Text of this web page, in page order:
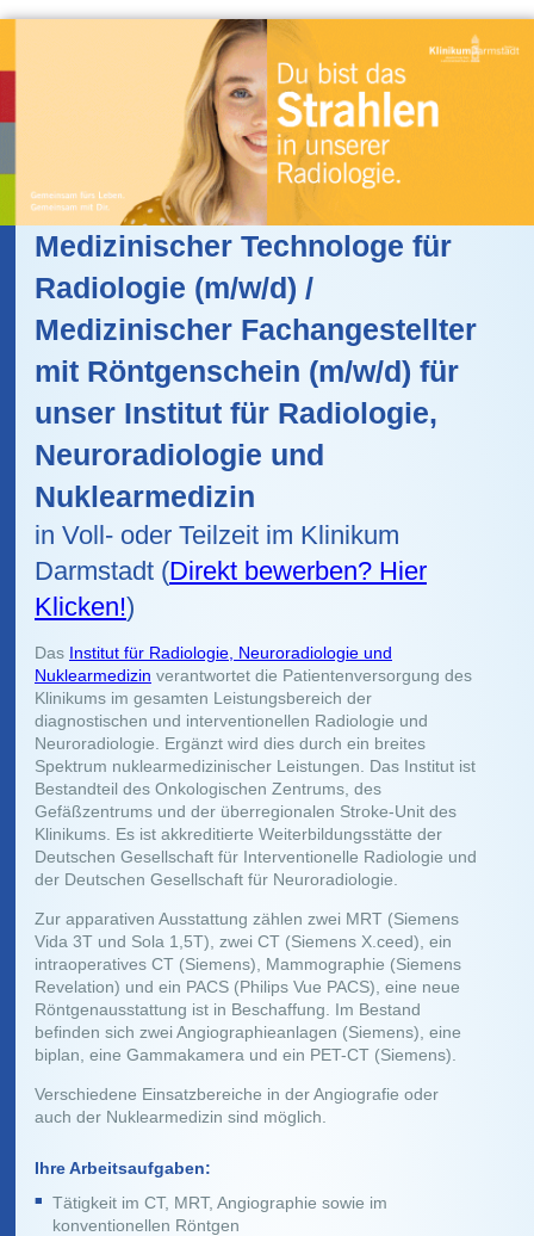
Medizinischer Technologe für
Radiologie (m/w/d) /
Medizinischer Fachangestellter
mit Röntgenschein (m/w/d) für
unser Institut für Radiologie,
Neuroradiologie und
Nuklearmedizin
in Voll- oder Teilzeit im Klinikum
Darmstadt (Direkt bewerben? Hier
Klicken!)
Das Institut für Radiologie, Neuroradiologie und
Nuklearmedizin verantwortet die Patientenversorgung des
Klinikums im gesamten Leistungsbereich der
diagnostischen und interventionellen Radiologie und
Neuroradiologie. Ergänzt wird dies durch ein breites
Spektrum nuklearmedizinischer Leistungen. Das Institut ist
Bestandteil des Onkologischen Zentrums, des
Gefäßzentrums und der überregionalen Stroke-Unit des
Klinikums. Es ist akkreditierte Weiterbildungsstätte der
Deutschen Gesellschaft für Interventionelle Radiologie und
der Deutschen Gesellschaft für Neuroradiologie.
Zur apparativen Ausstattung zählen zwei MRT (Siemens
Vida 3T und Sola 1,5T), zwei CT (Siemens X.ceed), ein
intraoperatives CT (Siemens), Mammographie (Siemens
Revelation) und ein PACS (Philips Vue PACS), eine neue
Röntgenausstattung ist in Beschaffung. Im Bestand
befinden sich zwei Angiographieanlagen (Siemens), eine
biplan, eine Gammakamera und ein PET-CT (Siemens).
Verschiedene Einsatzbereiche in der Angiografie oder
auch der Nuklearmedizin sind möglich.
Ihre Arbeitsaufgaben:
Tätigkeit im CT, MRT, Angiographie sowie im
konventionellen Röntgen